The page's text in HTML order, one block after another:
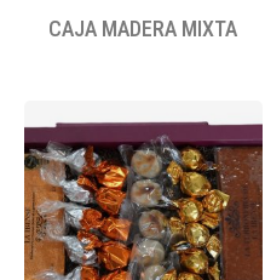
CAJA MADERA MIXTA